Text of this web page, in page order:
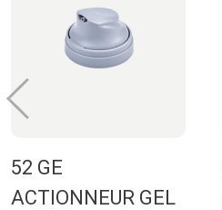
52 GE
ACTIONNEUR GEL